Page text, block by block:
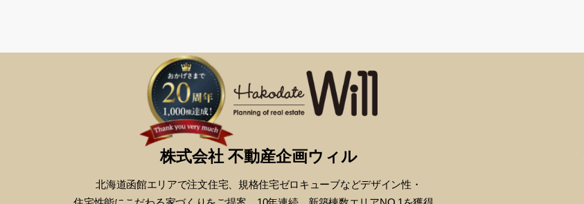
株式会社 不動産企画ウィル
北海道函館エリアで注文住宅、 規格住宅ゼロキューブなどデザイン性・